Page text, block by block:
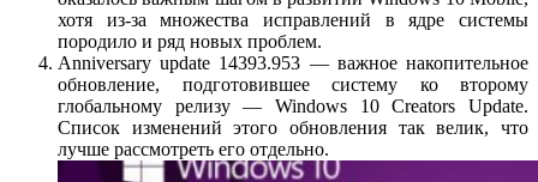
хотя из-за множества исправлений в ядре системы
породило и ряд новых проблем.
Anniversary update 14393.953 — важное накопительное
обновление, подготовившее систему ко второму
глобальному релизу — Windows 10 Creators Update.
Список изменений этого обновления так велик, что
лучше рассмотреть его отдельно.